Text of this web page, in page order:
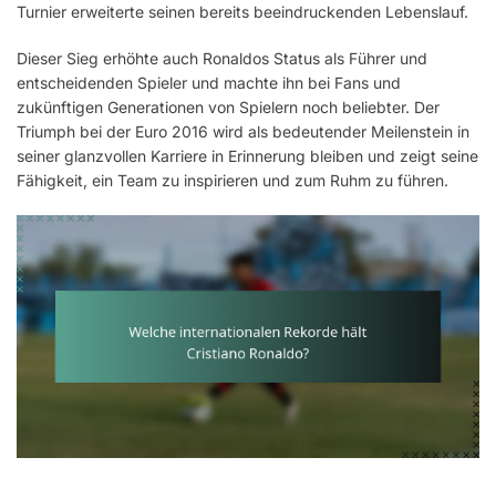
Turnier erweiterte seinen bereits beeindruckenden Lebenslauf.
Dieser Sieg erhöhte auch Ronaldos Status als Führer und
entscheidenden Spieler und machte ihn bei Fans und
zukünftigen Generationen von Spielern noch beliebter. Der
Triumph bei der Euro 2016 wird als bedeutender Meilenstein in
seiner glanzvollen Karriere in Erinnerung bleiben und zeigt seine
Fähigkeit, ein Team zu inspirieren und zum Ruhm zu führen.